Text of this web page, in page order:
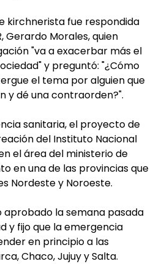
kirchnerista fue respondida
Gerardo Morales, quien
"va a exacerbar más el
y preguntó: "¿Cómo
el tema por alguien que
y dé una contraorden?".
sanitaria, el proyecto de
del Instituto Nacional
el área del ministerio de
en una de las provincias que
Nordeste y Noroeste.
aprobado la semana pasada
y fijo que la emergencia
en principio a las
Chaco, Jujuy y Salta.